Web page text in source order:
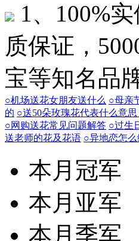
1、100%
质保证，
宝等知名品
○机场送花女朋友送什么 ○母亲
的 ○送50朵玫瑰花代表什么意思
○网购送花常见问题解答 ○过生
送老师的花及花语 ○异地恋怎
本月冠军
本月亚军
本月季军